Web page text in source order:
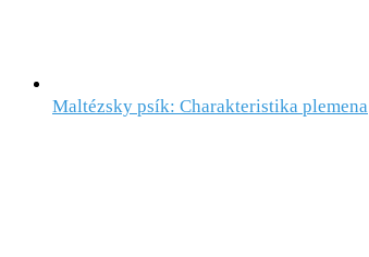
Maltézsky psík: Charakteristika plemena